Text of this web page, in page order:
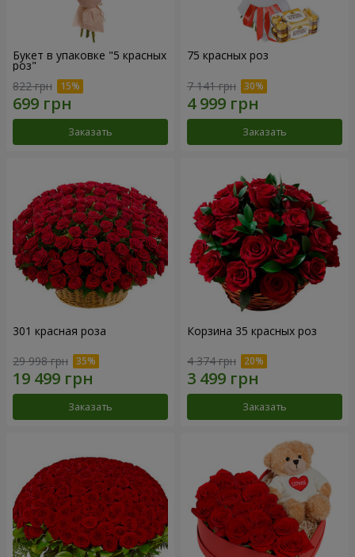
Букет в упаковке "5 красных
роз"
822 грн
Заказать
75 красных роз
7 141 грн
Заказать
301 красная роза
29 998 грн
Заказать
Корзина 35 красных роз
4 374 грн
Заказать